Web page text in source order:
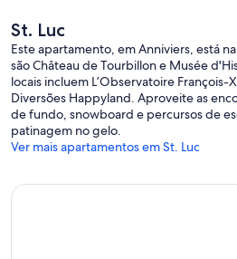
St. Luc
Este apartamento, em Anniviers, está
são Château de Tourbillon e Musée
locais incluem L’Observatoire
Diversões Happyland. Aproveite as
de fundo, snowboard e percursos de
patinagem no gelo.
Ver mais apartamentos em St. Luc